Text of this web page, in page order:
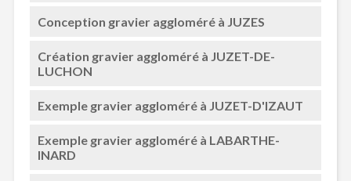
Conception gravier aggloméré à JUZES
Création gravier aggloméré à JUZET-DE-
LUCHON
Exemple gravier aggloméré à JUZET-D'IZAUT
Exemple gravier aggloméré à LABARTHE-
INARD